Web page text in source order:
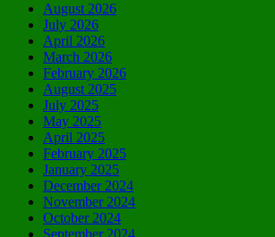
August 2026
July 2026
April 2026
March 2026
February 2026
August 2025
July 2025
May 2025
April 2025
February 2025
January 2025
December 2024
November 2024
October 2024